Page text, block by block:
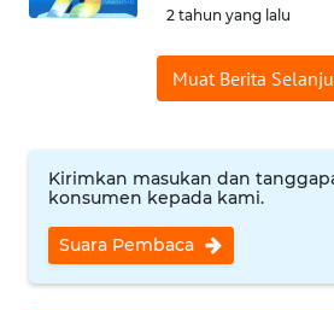
2 tahun yang lalu
Muat Berita
Kirimkan masukan dan
konsumen kepada kami.
Suara Pembaca
SUBANG
WN
SUKABUMI